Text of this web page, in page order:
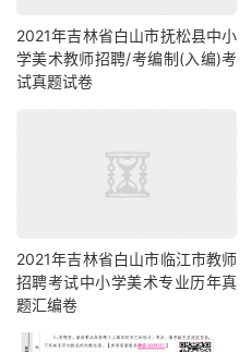
2021年吉林省白山市抚松县中小
学美术教师招聘/考编制(入编)考
试真题试卷
2021年吉林省白山市临江市教师
招聘考试中小学美术专业历年真
题汇编卷